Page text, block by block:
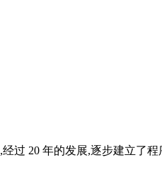
过 20 年的发展,逐步建立了